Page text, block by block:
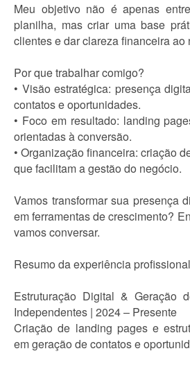
Meu objetivo não é apenas
planilha, mas criar uma base
clientes e dar clareza financeira ao
Por que trabalhar comigo?
• Visão estratégica: presença
contatos e oportunidades.
• Foco em resultado: landing
orientadas à conversão.
• Organização financeira: criação
que facilitam a gestão do negócio.
Vamos transformar sua presença
em ferramentas de crescimento?
vamos conversar.
Resumo da experiência
Estruturação Digital & Geração
Independentes | 2024 – Presente
Criação de landing pages e
em geração de contatos e